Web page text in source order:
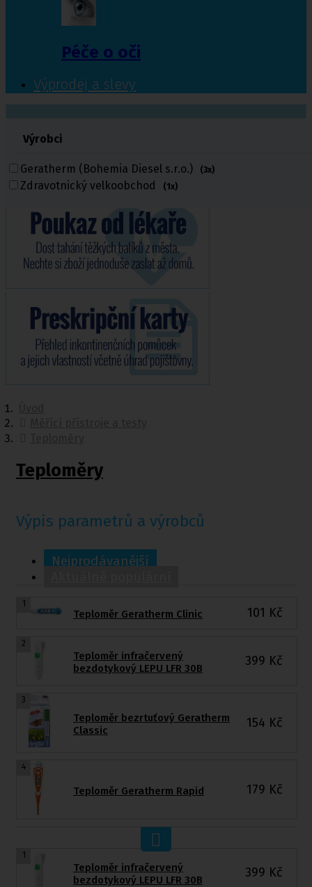
Péče o oči
Výprodej a slevy
Výrobci
Geratherm (Bohemia Diesel s.r.o.) (3x)
Zdravotnický velkoobchod (1x)
volejte
461 616 039
Teploměry
Výpis parametrů a výrobců
Nejprodávanější
1
Teploměr Geratherm Clinic 101 Kč
2
Teploměr infračervený
bezdotykový LEPU LFR 30B
399 Kč
3
Teploměr bezrtuťový Geratherm
Classic
154 Kč
4
Teploměr Geratherm Rapid 179 Kč
1
Teploměr infračervený
bezdotykový LEPU LFR 30B
399 Kč